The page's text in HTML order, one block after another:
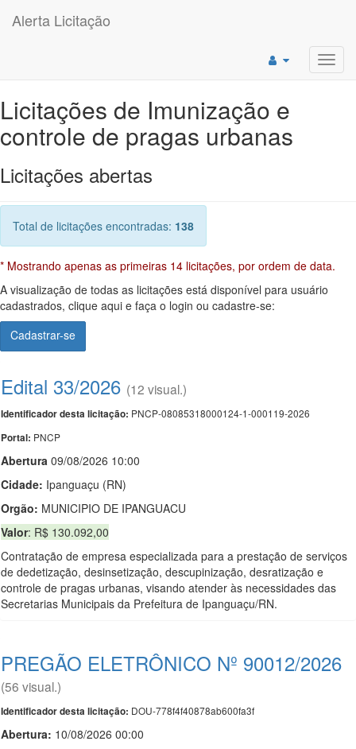
Alerta Licitação
Licitações de Imunização e
controle de pragas urbanas
Licitações abertas
Total de licitações encontradas: 138
* Mostrando apenas as primeiras 14 licitações, por ordem de data.
A visualização de todas as licitações está disponível para usuário
cadastrados, clique aqui e faça o login ou cadastre-se:
Cadastrar-se
Edital 33/2026 (12 visual.)
Identificador desta licitação: PNCP-08085318000124-1-000119-2026
Portal: PNCP
Abertura 09/08/2026 10:00
Cidade: Ipanguaçu (RN)
Orgão: MUNICIPIO DE IPANGUACU
Valor: R$ 130.092,00
Contratação de empresa especializada para a prestação de serviços
de dedetização, desinsetização, descupinização, desratização e
controle de pragas urbanas, visando atender às necessidades das
Secretarias Municipais da Prefeitura de Ipanguaçu/RN.
PREGÃO ELETRÔNICO Nº 90012/2026
(56 visual.)
Identificador desta licitação: DOU-778f4f40878ab600fa3f
Abertura: 10/08/2026 00:00